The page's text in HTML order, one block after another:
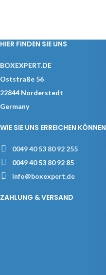
HIER FINDEN SIE UNS
BOXEXPERT.DE
Oststraße 56
22844 Norderstedt
Germany
WIE SIE UNS ERREICHEN KÖNNEN
0049 40 53 80 92 255
0049 40 53 80 92 85
info@boxexpert.de
ZAHLUNG & VERSAND